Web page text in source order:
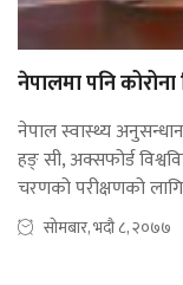
नेपालमा पनि
नेपाल स्वास्थ्य
हङ् सी, अक्सफोर्ड
चरणको परीक्षणको
सोमबार, भदौ ८, २०७७